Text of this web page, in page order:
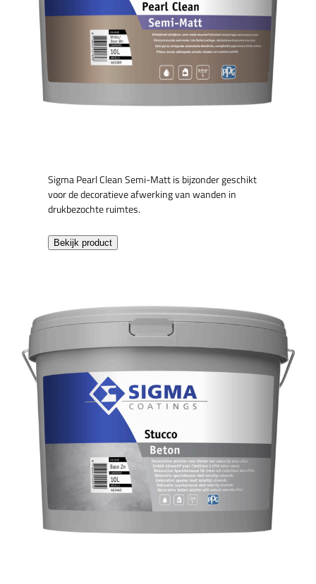
Sigma Pearl Clean Semi-Matt is bijzonder geschikt
voor de decoratieve afwerking van wanden in
drukbezochte ruimtes.
Bekijk product